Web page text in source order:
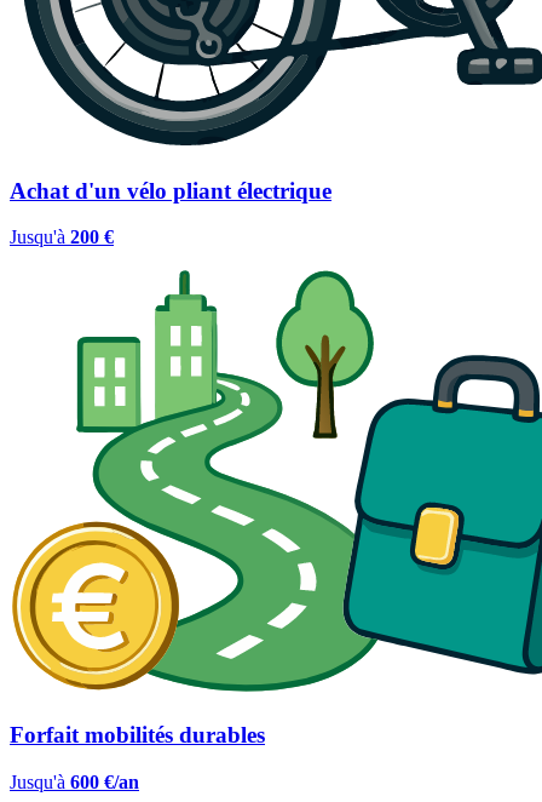
Achat d'un vélo pliant électrique
Jusqu'à 200 €
Forfait mobilités durables
Jusqu'à 600 €/an